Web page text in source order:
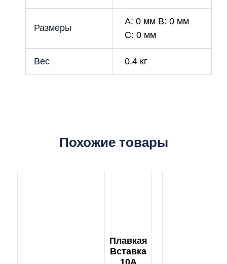
Размеры
A: 0 мм B: 0 мм
C: 0 мм
Вес 0.4 кг
Похожие товары
Плавкая
Вставка
10A